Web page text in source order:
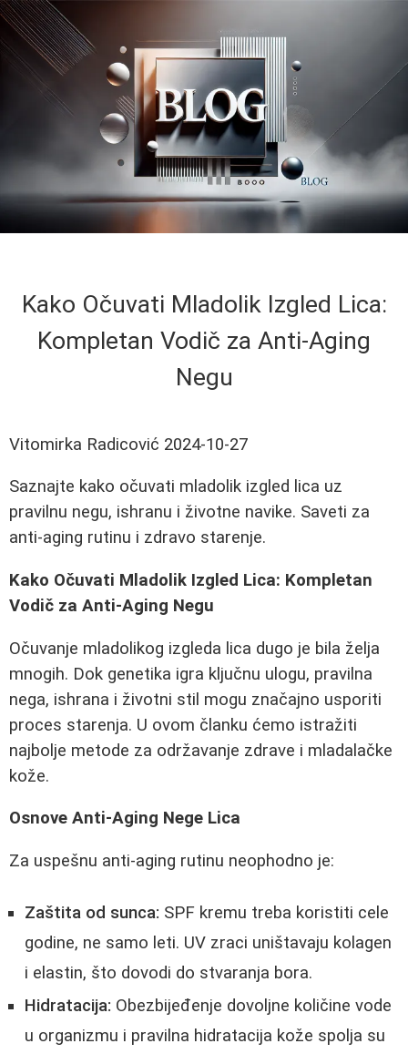
Kako Očuvati Mladolik Izgled Lica:
Kompletan Vodič za Anti-Aging
Negu
Vitomirka Radicović 2024-10-27
Saznajte kako očuvati mladolik izgled lica uz
pravilnu negu, ishranu i životne navike. Saveti za
anti-aging rutinu i zdravo starenje.
Kako Očuvati Mladolik Izgled Lica: Kompletan
Vodič za Anti-Aging Negu
Očuvanje mladolikog izgleda lica dugo je bila želja
mnogih. Dok genetika igra ključnu ulogu, pravilna
nega, ishrana i životni stil mogu značajno usporiti
proces starenja. U ovom članku ćemo istražiti
najbolje metode za održavanje zdrave i mladalačke
kože.
Osnove Anti-Aging Nege Lica
Za uspešnu anti-aging rutinu neophodno je:
Zaštita od sunca: SPF kremu treba koristiti cele
godine, ne samo leti. UV zraci uništavaju kolagen
i elastin, što dovodi do stvaranja bora.
Hidratacija: Obezbijeđenje dovoljne količine vode
u organizmu i pravilna hidratacija kože spolja su